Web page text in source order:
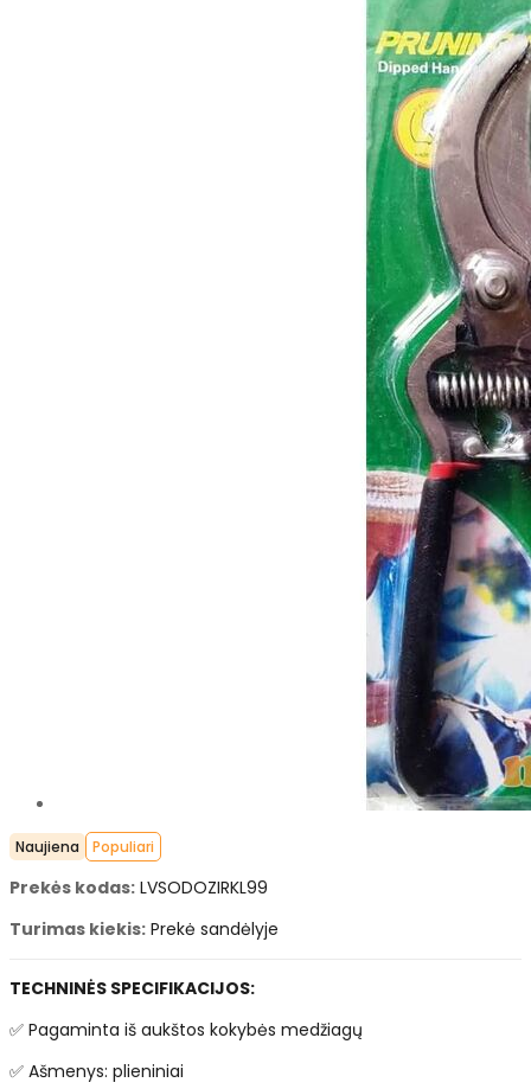
Naujiena Populiari
Prekės kodas: LVSODOZIRKL99
Turimas kiekis: Prekė sandėlyje
TECHNINĖS SPECIFIKACIJOS:
✅ Pagaminta iš aukštos kokybės medžiagų
✅ Ašmenys: plieniniai